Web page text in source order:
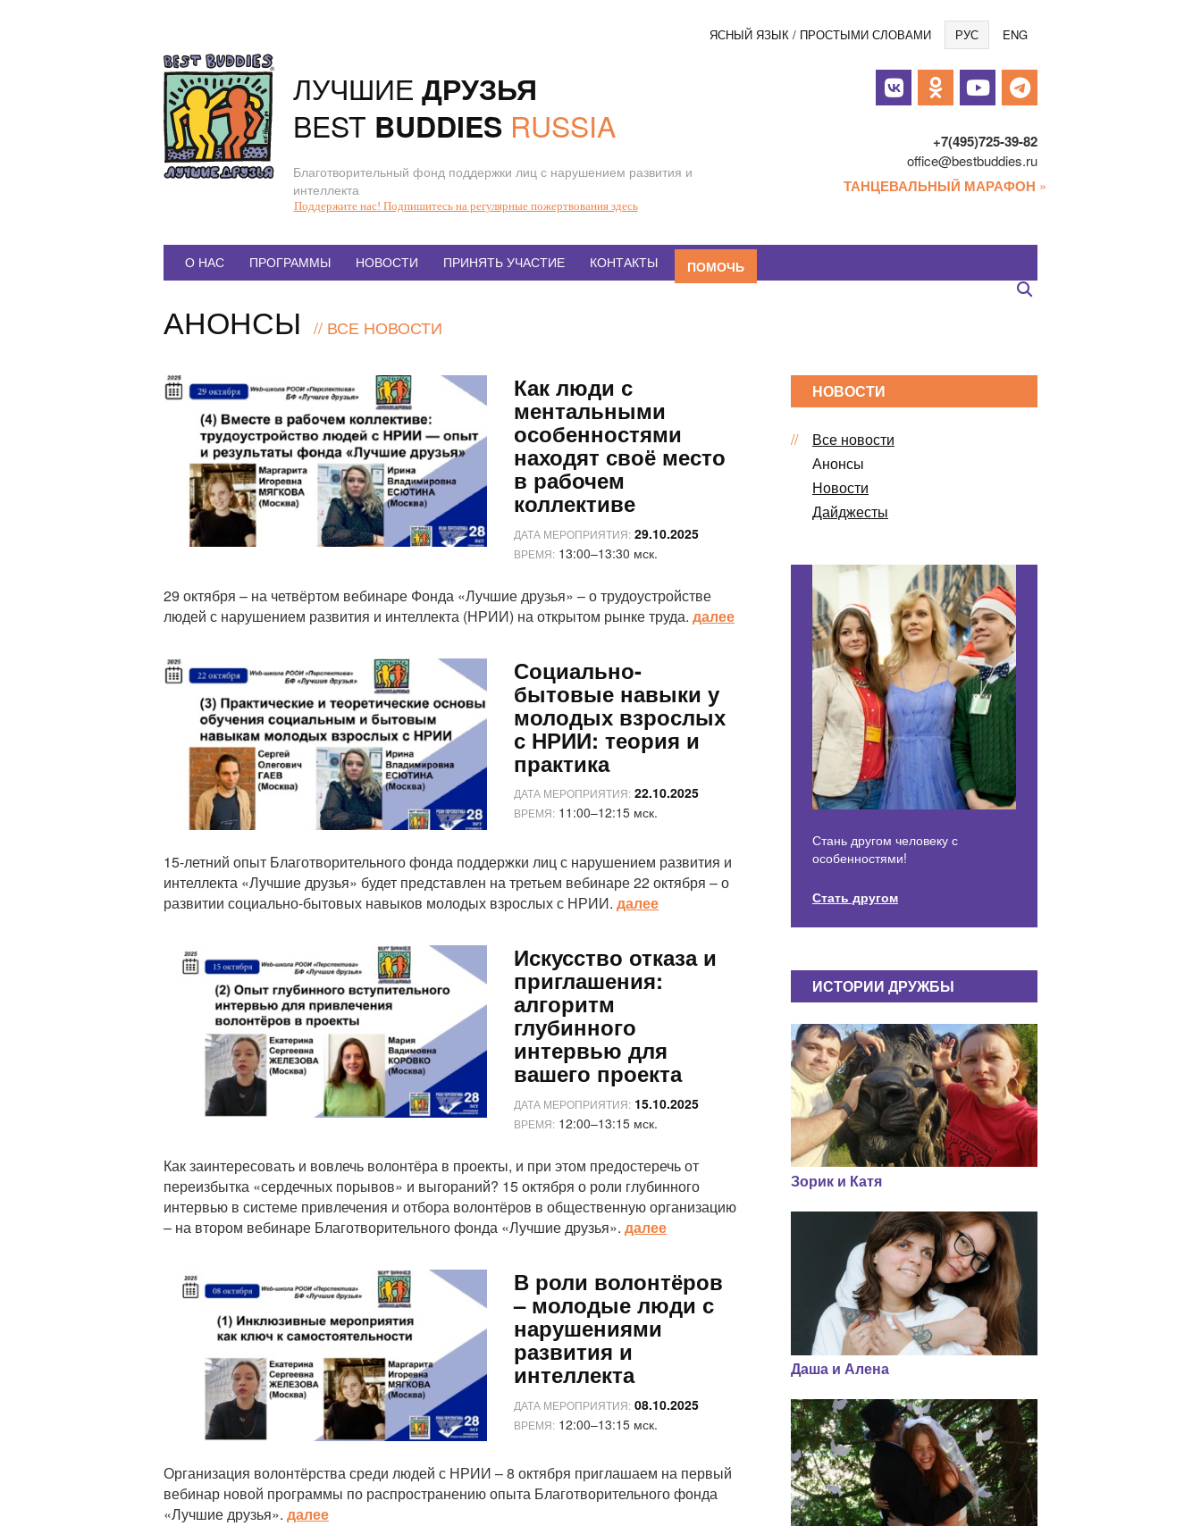
к
содержанию
ЯСНЫЙ ЯЗЫК / ПРОСТЫМИ СЛОВАМИ РУС ENG
ЛУЧШИЕ ДРУЗЬЯ
BEST BUDDIES RUSSIA
Благотворительный фонд поддержки лиц с нарушением развития и
интеллекта
+7(495)725-39-82
office@bestbuddies.ru
ТАНЦЕВАЛЬНЫЙ МАРАФОН »
Поддержите нас! Подпишитесь на регулярные пожертвования здесь
Главное
О НАС ПРОГРАММЫ НОВОСТИ ПРИНЯТЬ УЧАСТИЕ КОНТАКТЫ ПОМОЧЬ
АНОНСЫ // ВСЕ НОВОСТИ
Анонс Как люди с
ментальными
особенностями
находят своё место
в рабочем
коллективе
ДАТА МЕРОПРИЯТИЯ: 29.10.2025
ВРЕМЯ: 13:00–13:30 мск.
29 октября – на четвёртом вебинаре Фонда «Лучшие друзья» – о трудоустройстве
людей с нарушением развития и интеллекта (НРИИ) на открытом рынке труда. далее
Анонс Социально-
бытовые навыки у
молодых взрослых
с НРИИ: теория и
практика
ДАТА МЕРОПРИЯТИЯ: 22.10.2025
ВРЕМЯ: 11:00–12:15 мск.
15-летний опыт Благотворительного фонда поддержки лиц с нарушением развития и
интеллекта «Лучшие друзья» будет представлен на третьем вебинаре 22 октября – о
развитии социально-бытовых навыков молодых взрослых с НРИИ. далее
Анонс Искусство отказа и
приглашения:
алгоритм
глубинного
интервью для
вашего проекта
ДАТА МЕРОПРИЯТИЯ: 15.10.2025
ВРЕМЯ: 12:00–13:15 мск.
Как заинтересовать и вовлечь волонтёра в проекты, и при этом предостеречь от
переизбытка «сердечных порывов» и выгораний? 15 октября о роли глубинного
интервью в системе привлечения и отбора волонтёров в общественную организацию
– на втором вебинаре Благотворительного фонда «Лучшие друзья». далее
Анонс В роли волонтёров
– молодые люди с
нарушениями
развития и
интеллекта
ДАТА МЕРОПРИЯТИЯ: 08.10.2025
ВРЕМЯ: 12:00–13:15 мск.
Организация волонтёрства среди людей с НРИИ – 8 октября приглашаем на первый
вебинар новой программы по распространению опыта Благотворительного фонда
«Лучшие друзья». далее
НОВОСТИ
Все новости
Анонсы
Новости
Дайджесты
Стань другом человеку с
особенностями!
Стать другом
ИСТОРИИ ДРУЖБЫ
Зорик и Катя
Даша и Алена